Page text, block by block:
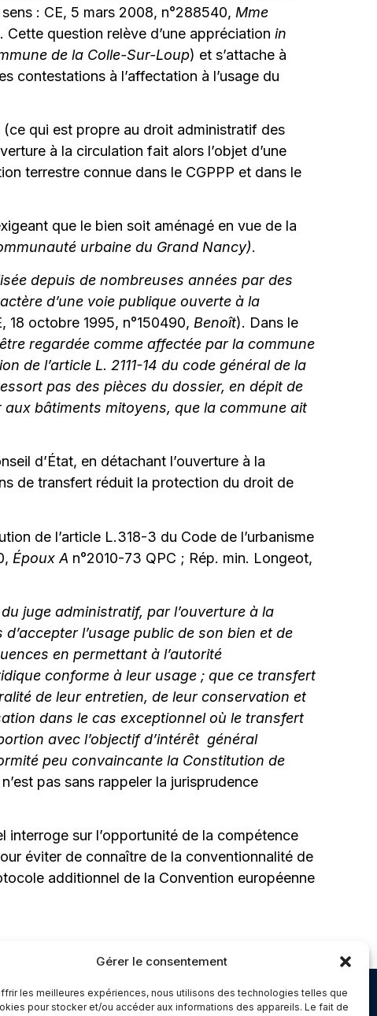
Gérer le consentement
les meilleures expériences, nous utilisons des technologies telles que
pour stocker et/ou accéder aux informations des appareils. Le fait de
: CE, 5 mars 2008, n°288540, Mme
question relève d’une appréciationin
de la Colle-Sur-Loup) et s’attache à
contestations à l’affectation à l’usage du
qui est propre au droit administratif des
à la circulation fait alors l’objet d’une
terrestre connue dans le CGPPP et dans le
que le bien soit aménagé en vue de la
urbaine du Grand Nancy).
depuis de nombreuses années par des
d’une voie publique ouverte à la
18 octobre 1995, n°150490, Benoît). Dans le
regardée comme affectée par la commune
de l’article L. 2111-14 du code général de la
pas des pièces du dossier, en dépit de
bâtiments mitoyens, que la commune ait
d’État, en détachant l’ouverture à la
de transfert réduit la protection du droit de
de l’article L.318-3 du Code de l’urbanisme
Époux A n°2010-73 QPC ; Rép. min. Longeot,
juge administratif, par l’ouverture à la
l’usage public de son bien et de
en permettant à l’autorité
conforme à leur usage ; que ce transfert
de leur entretien, de leur conservation et
dans le cas exceptionnel où le transfert
avec l’objectif d’intérêt général
peu convaincante la Constitution de
pas sans rappeler la jurisprudence
sur l’opportunité de la compétence
éviter de connaître de la conventionnalité de
additionnel de la Convention européenne
Chambery